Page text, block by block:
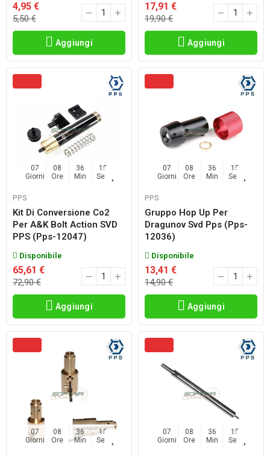
4,95 €
5,50 €
Aggiungi
17,91 €
19,90 €
Aggiungi
07
Giorni
08
Ore
36
Min
14
Sec
PPS
Kit Di Conversione Co2
Per A&K Bolt Action SVD
PPS (pps-12047)
Disponibile
65,61 €
72,90 €
Aggiungi
07
Giorni
08
Ore
36
Min
14
Sec
PPS
Gruppo Hop Up Per
Dragunov Svd Pps (pps-
12036)
Disponibile
13,41 €
14,90 €
Aggiungi
07
Giorni
08
Ore
36
Min
14
Sec
07
Giorni
08
Ore
36
Min
14
Sec